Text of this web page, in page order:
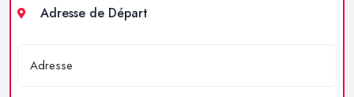
Adresse de Départ